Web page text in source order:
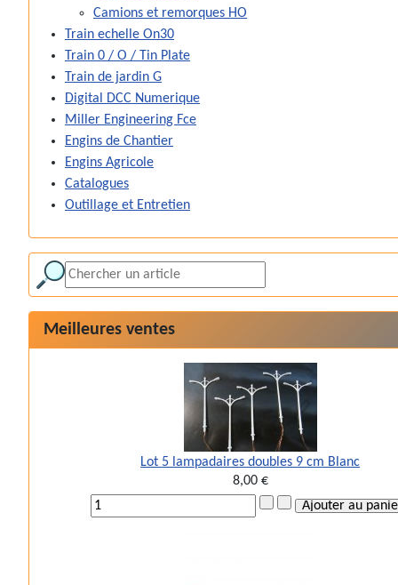
Camions et remorques HO
Train echelle On30
Train 0 / O / Tin Plate
Train de jardin G
Digital DCC Numerique
Miller Engineering Fce
Engins de Chantier
Engins Agricole
Catalogues
Outillage et Entretien
Meilleures ventes
Lot 5 lampadaires doubles 9 cm Blanc
8,00 €